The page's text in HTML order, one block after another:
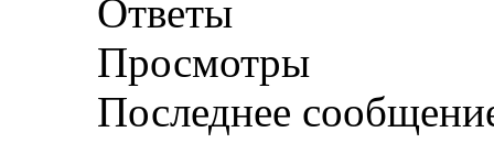
Ответы
Просмотры
Последнее